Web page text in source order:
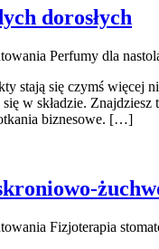
dorosłych
Perfumy dla
stają się czymś więcej
w składzie.
biznesowe. […]
Fizjoterapia